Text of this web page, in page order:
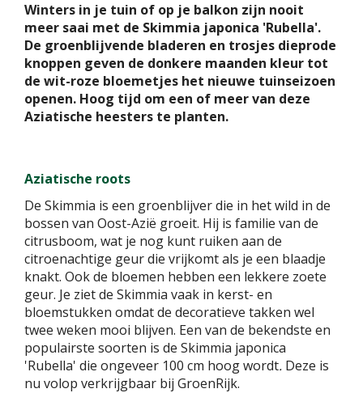
Winters in je tuin of op je balkon zijn nooit
meer saai met de Skimmia japonica 'Rubella'.
De groenblijvende bladeren en trosjes dieprode
knoppen geven de donkere maanden kleur tot
de wit-roze bloemetjes het nieuwe tuinseizoen
openen. Hoog tijd om een of meer van deze
Aziatische heesters te planten.
Aziatische roots
De Skimmia is een groenblijver die in het wild in de
bossen van Oost-Azië groeit. Hij is familie van de
citrusboom, wat je nog kunt ruiken aan de
citroenachtige geur die vrijkomt als je een blaadje
knakt. Ook de bloemen hebben een lekkere zoete
geur. Je ziet de Skimmia vaak in kerst- en
bloemstukken omdat de decoratieve takken wel
twee weken mooi blijven. Een van de bekendste en
populairste soorten is de Skimmia japonica
'Rubella' die ongeveer 100 cm hoog wordt. Deze is
nu volop verkrijgbaar bij GroenRijk.